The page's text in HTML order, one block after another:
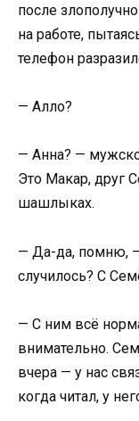
после
на работе,
телефон
— Алло?
— Анна? —
Это Макар, друг
шашлыках.
— Да-да, помню,
случилось? С
— С ним всё
внимательно.
вчера — у нас
когда читал, у